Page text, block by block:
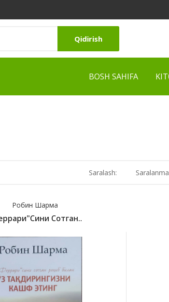
Qidirish
BOSH SAHIFA
Saralash:
Робин Шарма
Сотган..